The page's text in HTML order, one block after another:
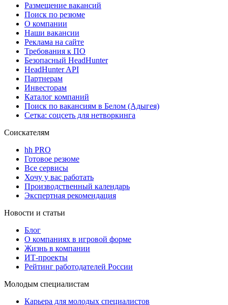
Размещение вакансий
Поиск по резюме
О компании
Наши вакансии
Реклама на сайте
Требования к ПО
Безопасный HeadHunter
HeadHunter API
Партнерам
Инвесторам
Каталог компаний
Поиск по вакансиям в Белом (Адыгея)
Сетка: соцсеть для нетворкинга
Соискателям
hh PRO
Готовое резюме
Все сервисы
Хочу у вас работать
Производственный календарь
Экспертная рекомендация
Новости и статьи
Блог
О компаниях в игровой форме
Жизнь в компании
ИТ-проекты
Рейтинг работодателей России
Молодым специалистам
Карьера для молодых специалистов